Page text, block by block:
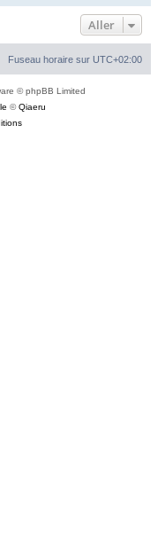
Aller
Fuseau horaire sur UTC+02:00
© phpBB Limited
©Qiaeru